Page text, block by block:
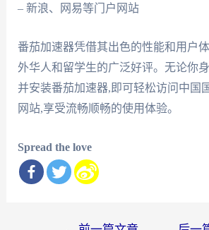
– 新浪、网易等门户网站
番茄加速器凭借其出色的性能和用户
外华人和留学生的广泛好评。无论你
并安装番茄加速器,即可轻松访问中国
网站,享受流畅顺畅的使用体验。
Spread the love